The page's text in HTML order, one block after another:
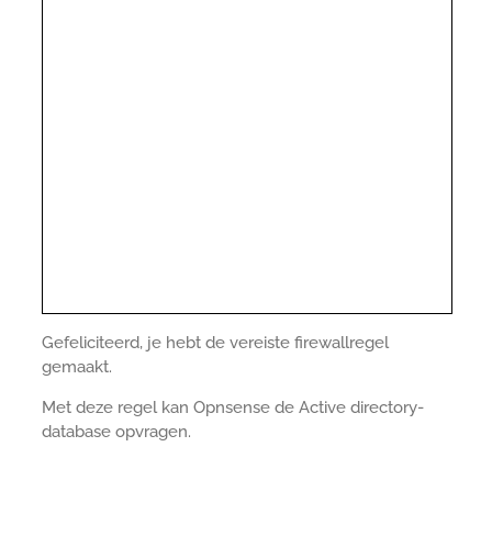
Gefeliciteerd, je hebt de vereiste firewallregel
gemaakt.
Met deze regel kan Opnsense de Active directory-
database opvragen.